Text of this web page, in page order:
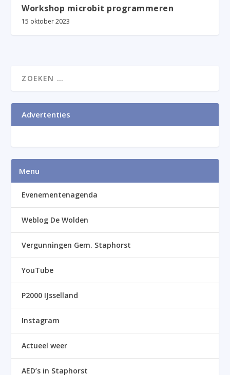
Workshop microbit programmeren
15 oktober 2023
Advertenties
Menu
Evenementenagenda
Weblog De Wolden
Vergunningen Gem. Staphorst
YouTube
P2000 IJsselland
Instagram
Actueel weer
AED’s in Staphorst